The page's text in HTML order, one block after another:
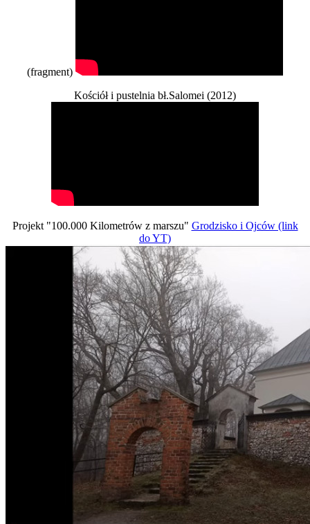
(fragment)
Kościół i pustelnia bł.Salomei (2012)
Projekt "100.000 Kilometrów z marszu" Grodzisko i Ojców (link
do YT)